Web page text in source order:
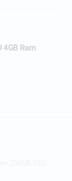
Ram
256GB SSD